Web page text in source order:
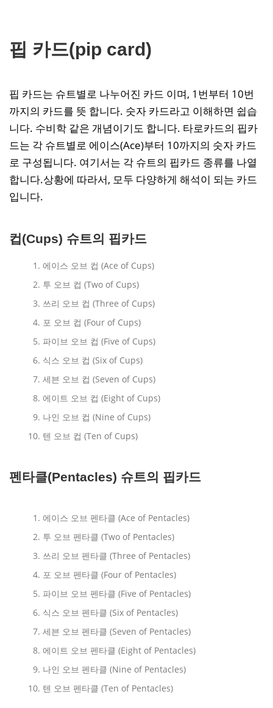
핍 카드(pip card)
핍 카드는 슈트별로 나누어진 카드 이며, 1번부터 10번
까지의 카드를 뜻 합니다. 숫자 카드라고 이해하면 쉽습
니다. 수비학 같은 개념이기도 합니다. 타로카드의 핍카
드는 각 슈트별로 에이스(Ace)부터 10까지의 숫자 카드
로 구성됩니다. 여기서는 각 슈트의 핍카드 종류를 나열
합니다.상황에 따라서, 모두 다양하게 해석이 되는 카드
입니다.
컵(Cups) 슈트의 핍카드
에이스 오브 컵 (Ace of Cups)
투 오브 컵 (Two of Cups)
쓰리 오브 컵 (Three of Cups)
포 오브 컵 (Four of Cups)
파이브 오브 컵 (Five of Cups)
식스 오브 컵 (Six of Cups)
세븐 오브 컵 (Seven of Cups)
에이트 오브 컵 (Eight of Cups)
나인 오브 컵 (Nine of Cups)
텐 오브 컵 (Ten of Cups)
펜타클(Pentacles) 슈트의 핍카드
에이스 오브 펜타클 (Ace of Pentacles)
투 오브 펜타클 (Two of Pentacles)
쓰리 오브 펜타클 (Three of Pentacles)
포 오브 펜타클 (Four of Pentacles)
파이브 오브 펜타클 (Five of Pentacles)
식스 오브 펜타클 (Six of Pentacles)
세븐 오브 펜타클 (Seven of Pentacles)
에이트 오브 펜타클 (Eight of Pentacles)
나인 오브 펜타클 (Nine of Pentacles)
텐 오브 펜타클 (Ten of Pentacles)